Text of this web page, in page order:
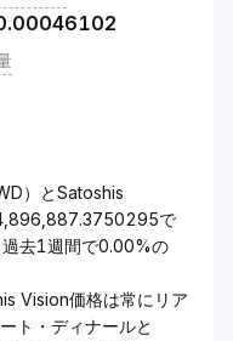
）とSatoshis
で
去1週間で0.00%の
Vision価格は常にリア
ト・ディナールと